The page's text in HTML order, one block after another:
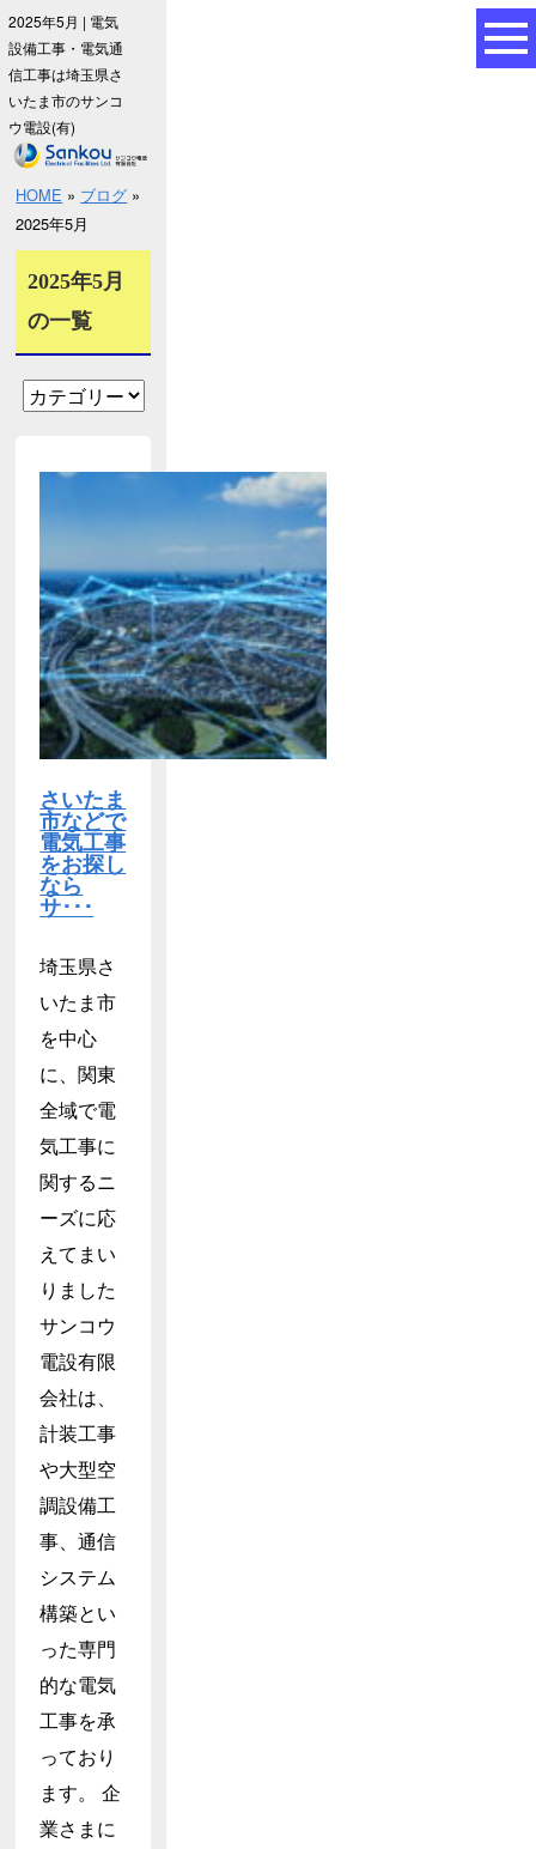
2025年5月 | 電気
設備工事・電気通
信工事は埼玉県さ
いたま市のサンコ
ウ電設(有)
HOME » ブログ »
2025年5月
2025年5月
の一覧
さいたま
市などで
電気工事
をお探し
なら
サ･･･
埼玉県さ
いたま市
を中心
に、関東
全域で電
気工事に
関するニ
ーズに応
えてまい
りました
サンコウ
電設有限
会社は、
計装工事
や大型空
調設備工
事、通信
システム
構築とい
った専門
的な電気
工事を承
っており
ます。 企
業さまに